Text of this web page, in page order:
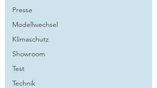
Presse
Modellwechsel
Klimaschutz
Showroom
Test
Technik